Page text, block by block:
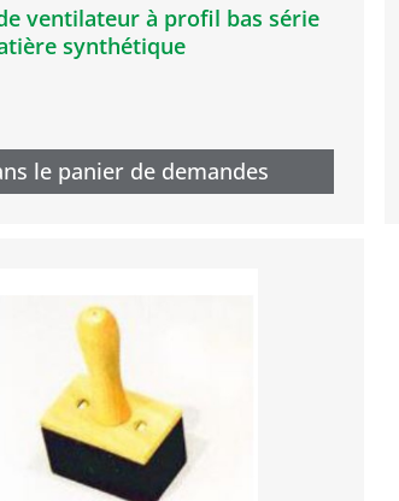
ventilateur à profil bas série
synthétique
le panier de demandes